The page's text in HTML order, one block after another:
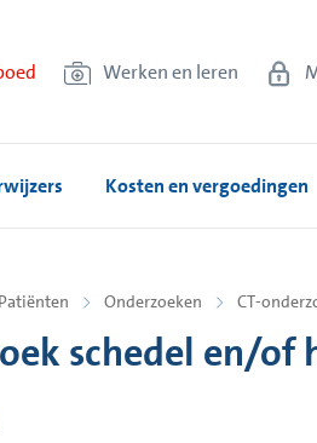
Werken en leren
Kosten en vergoedingen
Patiënten Onderzoeken CT-
schedel en/